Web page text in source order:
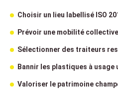
Choisir un lieu labellisé ISO
Prévoir une mobilité
Sélectionner des traiteurs
Bannir les plastiques à
Valoriser le patrimoine